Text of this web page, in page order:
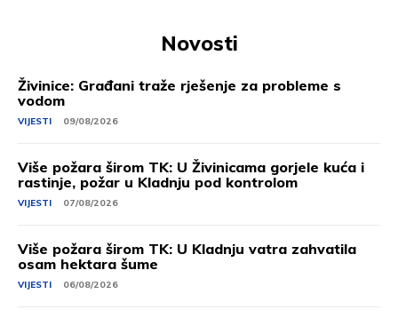
Novosti
Živinice: Građani traže rješenje za probleme s
vodom
VIJESTI 09/08/2026
Više požara širom TK: U Živinicama gorjele kuća i
rastinje, požar u Kladnju pod kontrolom
VIJESTI 07/08/2026
Više požara širom TK: U Kladnju vatra zahvatila
osam hektara šume
VIJESTI 06/08/2026